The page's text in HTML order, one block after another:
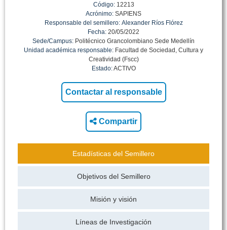
Código:12213
Acrónimo: SAPIENS
Responsable del semillero: Alexander Ríos Flórez
Fecha: 20/05/2022
Sede/Campus: Politécnico Grancolombiano Sede Medellín
Unidad académica responsable: Facultad de Sociedad, Cultura y
Creatividad (Fscc)
Estado:ACTIVO
Compartir
Estadísticas del Semillero
Objetivos del Semillero
Misión y visión
Líneas de Investigación